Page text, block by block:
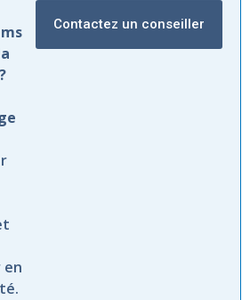
en
Contactez un conseiller